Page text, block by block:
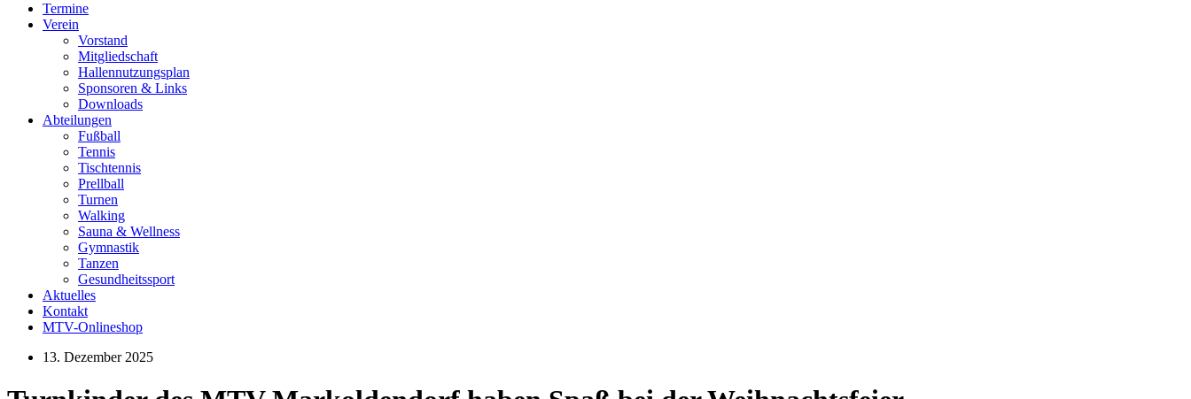
Termine
Verein
Vorstand
Mitgliedschaft
Hallennutzungsplan
Sponsoren & Links
Downloads
Abteilungen
Fußball
Tennis
Tischtennis
Prellball
Turnen
Walking
Sauna & Wellness
Gymnastik
Tanzen
Gesundheitssport
Aktuelles
Kontakt
MTV-Onlineshop
13. Dezember 2025